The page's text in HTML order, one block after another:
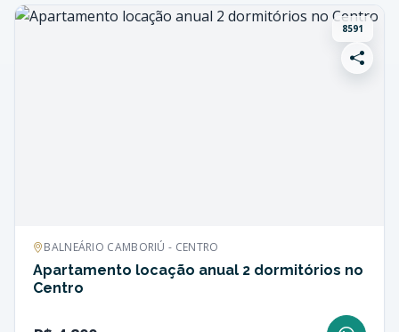
8591
BALNEÁRIO CAMBORIÚ - CENTRO
Apartamento locação anual 2 dormitórios no
Centro